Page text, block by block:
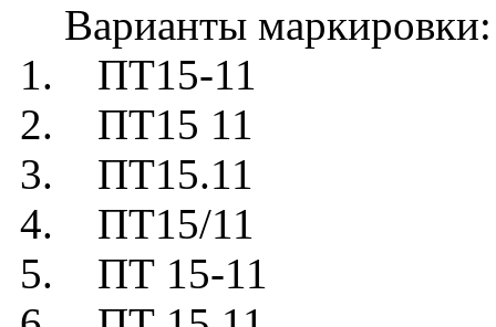
Варианты маркировки:
1. ПТ15-11
2. ПТ15 11
3. ПТ15.11
4. ПТ15/11
5. ПТ 15-11